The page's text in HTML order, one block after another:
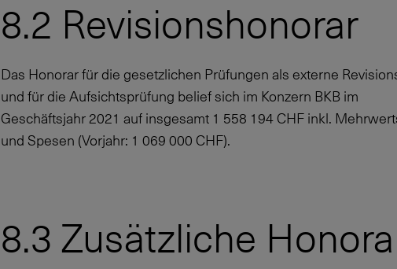
8.2 Revisionshonorar
Das Honorar für die gesetzlichen Prüfungen als externe
und für die Aufsichtsprüfung belief sich im Konzern BKB im
Geschäftsjahr 2021 auf insgesamt 1 558 194 CHF inkl.
und Spesen (Vorjahr: 1 069 000 CHF).
8.3 Zusätzliche